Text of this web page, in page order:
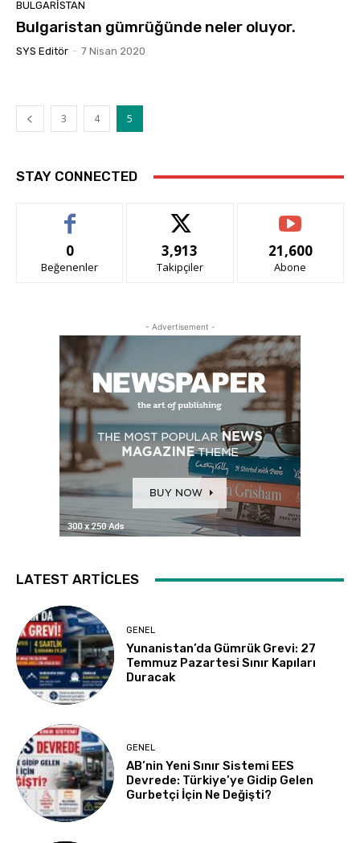
BULGARISTAN
Bulgaristan gümrüğünde neler oluyor.
SYS Editör - 7 Nisan 2020
3 4 5
STAY CONNECTED
0
Beğenenler
3,913
Takipçiler
21,600
Abone
- Advertisement -
LATEST ARTICLES
GENEL
Yunanistan’da Gümrük Grevi: 27
Temmuz Pazartesi Sınır Kapıları
Duracak
GENEL
AB’nin Yeni Sınır Sistemi EES
Devrede: Türkiye’ye Gidip Gelen
Gurbetçi İçin Ne Değişti?